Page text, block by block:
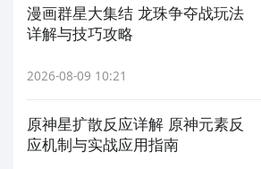
漫画群星大集结 龙珠争夺战玩法
详解与技巧攻略
2026-08-09 10:21
原神星扩散反应详解 原神元素反
应机制与实战应用指南